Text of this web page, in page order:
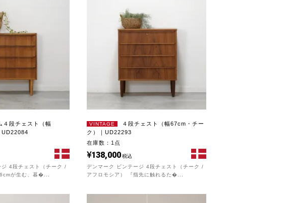
４段チェスト（幅
UD22084
ジ 4段チェスト（チーク /
が生む、暮�...
VINTAGE
４段チェスト（幅67cm・チー
ク）｜UD22293
在庫数：1点
138,000 税込
デンマーク ビンテージ 4段チェスト（チーク /
アフロモシア） 『指先に触れるた�...